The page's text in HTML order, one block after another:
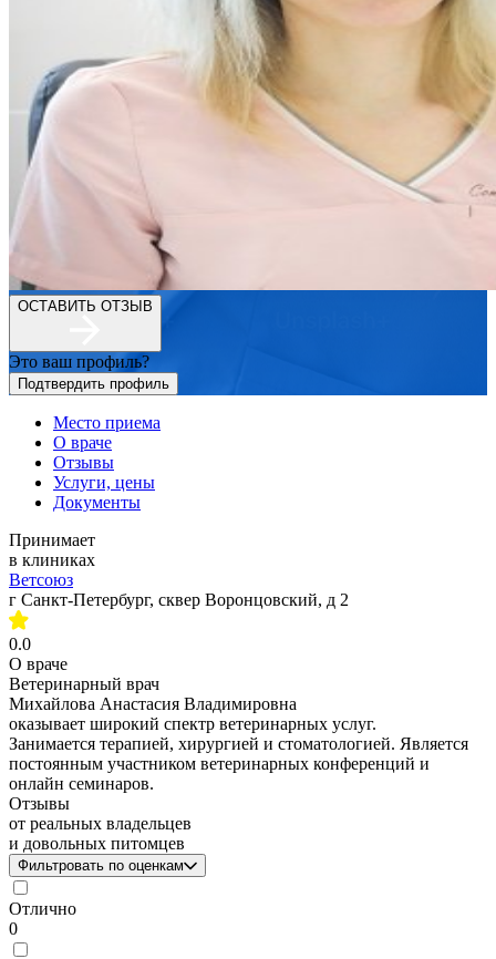
ОСТАВИТЬ ОТЗЫВ
Это ваш профиль?
Подтвердить профиль
Место приема
О враче
Отзывы
Услуги, цены
Документы
Принимает
в клиниках
Ветсоюз
г Санкт-Петербург, сквер Воронцовский, д 2
0.0
О враче
Ветеринарный врач
Михайлова Анастасия Владимировна
оказывает широкий спектр ветеринарных услуг.
Занимается терапией, хирургией и стоматологией. Является
постоянным участником ветеринарных конференций и
онлайн семинаров.
Отзывы
от реальных владельцев
и довольных питомцев
Фильтровать по оценкам
Отлично
0